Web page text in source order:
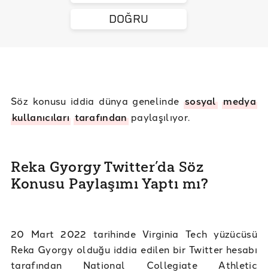
DOĞRU
Söz konusu iddia dünya genelinde sosyal medya
kullanıcıları tarafındanpaylaşılıyor.
Reka Gyorgy Twitter’da Söz
Konusu Paylaşımı Yaptı mı?
20 Mart 2022 tarihinde Virginia Tech yüzücüsü
Reka Gyorgy olduğu iddia edilen bir Twitter hesabı
tarafından National Collegiate Athletic